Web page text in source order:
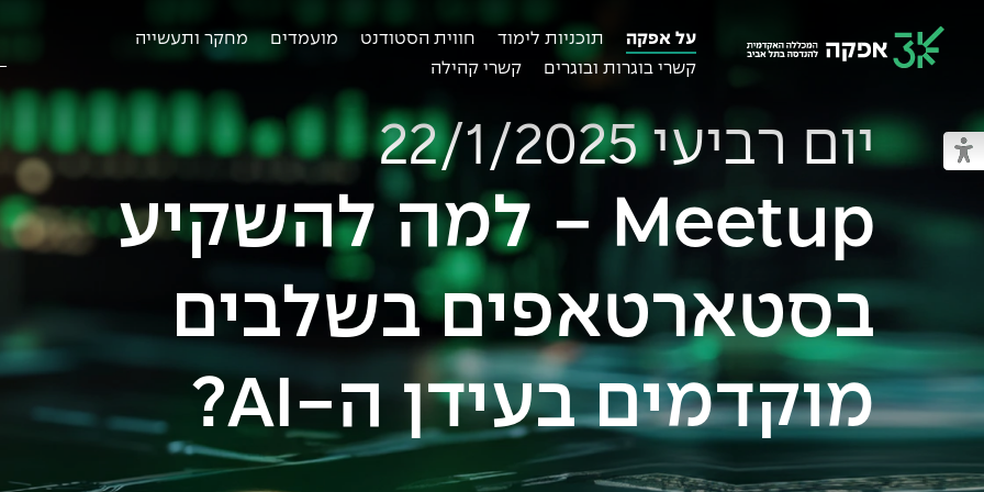
מעבר למצב נגיש
על אפקה תוכניות לימוד חווית הסטודנט מועמדים
מחקר ותעשייה
קשרי בוגרות ובוגרים
קשרי קהילה
יום רביעי 22/1/2025
Meetup - למה להשקיע
בסטארטאפים בשלבים
מוקדמים בעידן ה-AI?